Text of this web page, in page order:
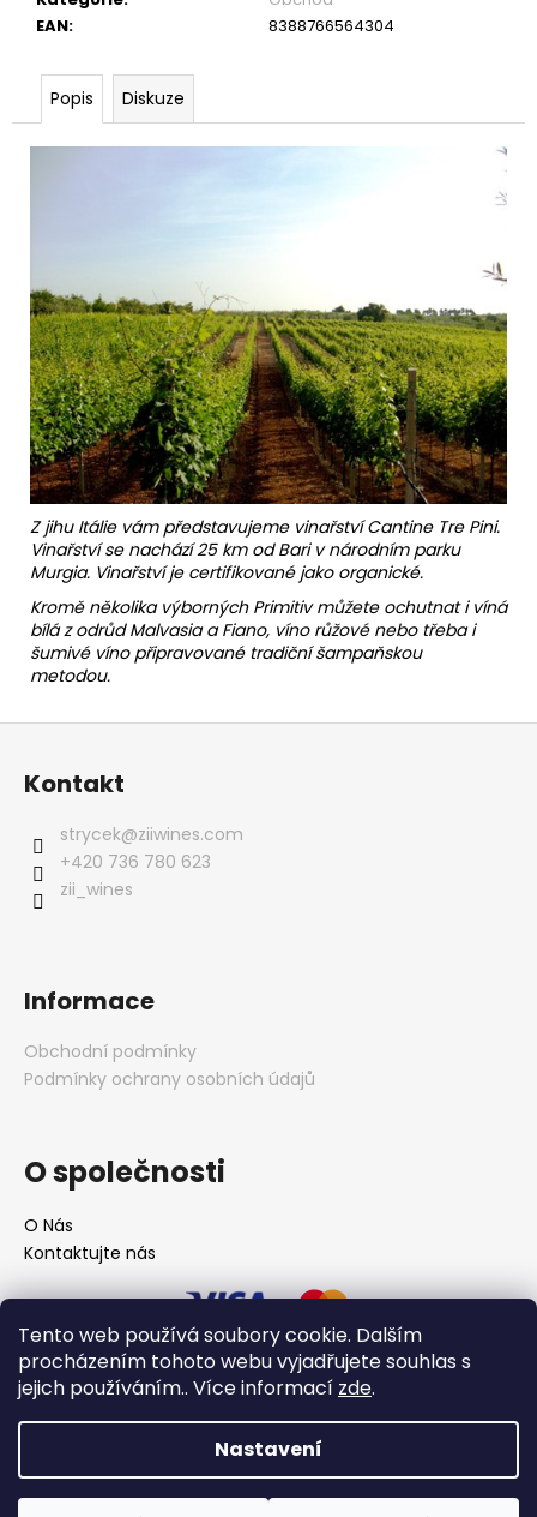
Tento web používá soubory cookie. Dalším
procházením tohoto webu vyjadřujete souhlas s
jejich používáním.. Více informací zde.
Nastavení
EAN: 8388766564304
Popis Diskuze
Z jihu Itálie vám představujeme vinařství Cantine Tre Pini.
Vinařství se nachází 25 km od Bari v národním parku
Murgia. Vinařství je certifikované jako organické.
Kromě několika výborných Primitiv můžete ochutnat i víná
bílá z odrůd Malvasia a Fiano, víno růžové nebo třeba i
šumivé víno připravované tradiční šampaňskou
metodou.
Z
Kontakt
strycek@ziiwines.com
+420 736 780 623
zii_wines
Informace
Obchodní podmínky
Podmínky ochrany osobních údajů
O společnosti
O Nás
Kontaktujte nás